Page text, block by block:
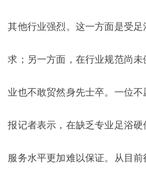
其他行业强烈。这一方面是受
求；另一方面，在行业规范尚
业也不敢贸然身先士卒。一位
报记者表示，在缺乏专业足浴
服务水平更加难以保证。从目